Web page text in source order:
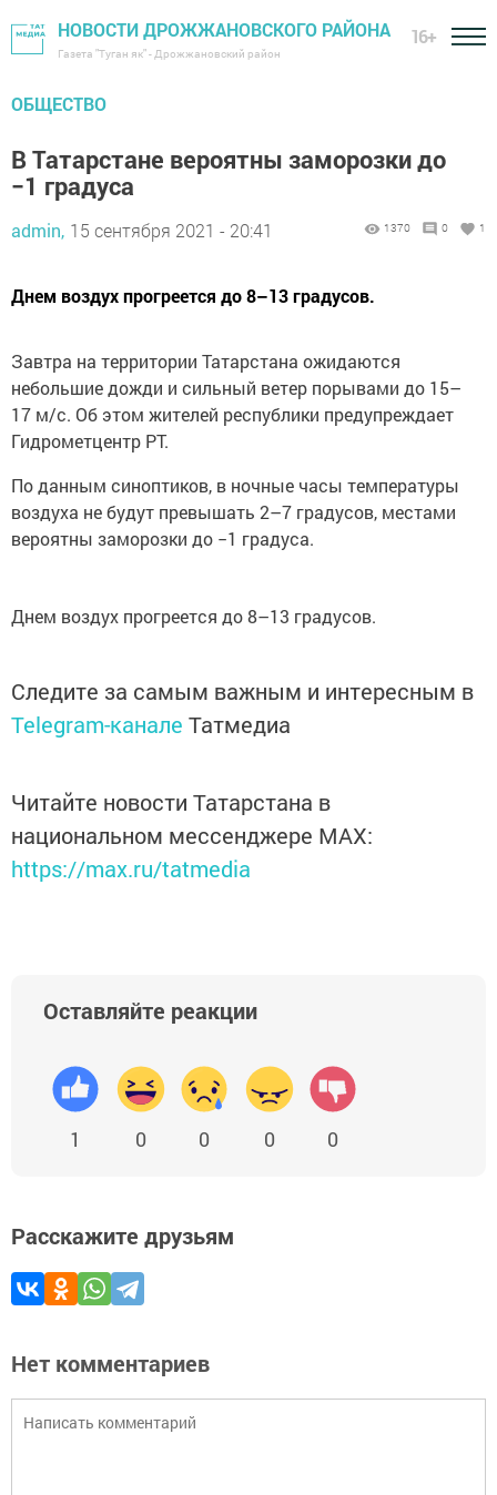
НОВОСТИ ДРОЖЖАНОВСКОГО РАЙОНА
Газета "Туган як" - Дрожжановский район
16+
ОБЩЕСТВО
В Татарстане вероятны заморозки до
−1 градуса
admin, 15 сентября 2021 - 20:41 1370 0 1
Днем воздух прогреется до 8–13 градусов.
Завтра на территории Татарстана ожидаются
небольшие дожди и сильный ветер порывами до 15–
17 м/с. Об этом жителей республики предупреждает
Гидрометцентр РТ.
По данным синоптиков, в ночные часы температуры
воздуха не будут превышать 2–7 градусов, местами
вероятны заморозки до −1 градуса.
Днем воздух прогреется до 8–13 градусов.
Следите за самым важным и интересным в
Telegram-канале Татмедиа
Читайте новости Татарстана в
национальном мессенджере MАХ:
https://max.ru/tatmedia
Оставляйте реакции
1 0 0 0 0
Расскажите друзьям
Нет комментариев